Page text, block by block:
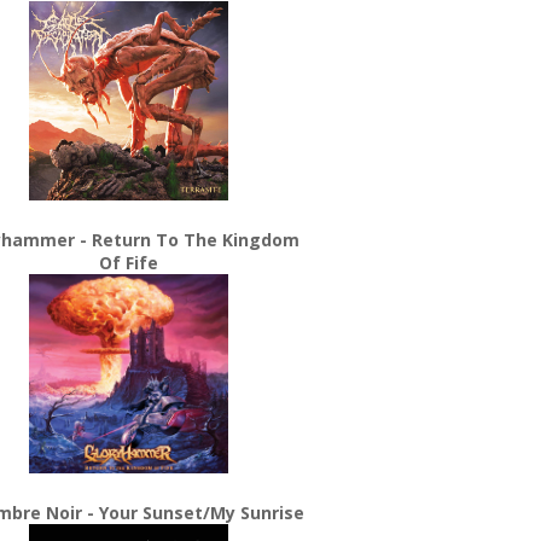
- Return To The Kingdom
Of Fife
Noir - Your Sunset/My Sunrise